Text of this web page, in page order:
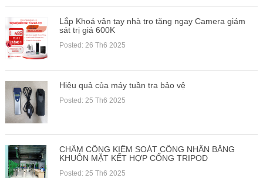
Lắp Khoá vân tay nhà trọ tặng ngay Camera giám
sát trị giá 600K
Posted: 26 Th6 2025
Hiệu quả của máy tuần tra bảo vệ
Posted: 25 Th6 2025
CHẤM CÔNG KIỂM SOÁT CÔNG NHÂN BẰNG
KHUÔN MẶT KẾT HỢP CỔNG TRIPOD
Posted: 25 Th6 2025